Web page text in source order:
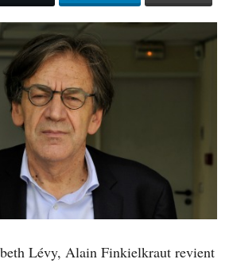
Lévy, Alain Finkielkraut revient